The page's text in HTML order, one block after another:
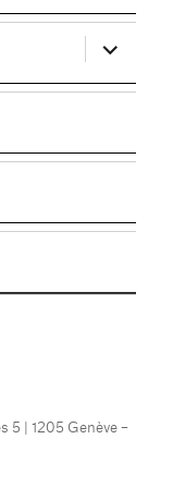
sous-
menu
ouvrir
le
sous-
menu
5 | 1205 Genève –